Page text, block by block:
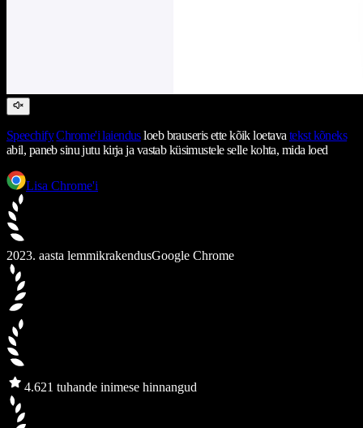
Speechify Chrome'i laiendusloeb brauseris ette kõik loetava tekst kõneks
abil, paneb sinu jutu kirja ja vastab küsimustele selle kohta, mida loed
Lisa Chrome'i
2023. aasta lemmikrakendusGoogle Chrome
4.621 tuhande inimese hinnangud